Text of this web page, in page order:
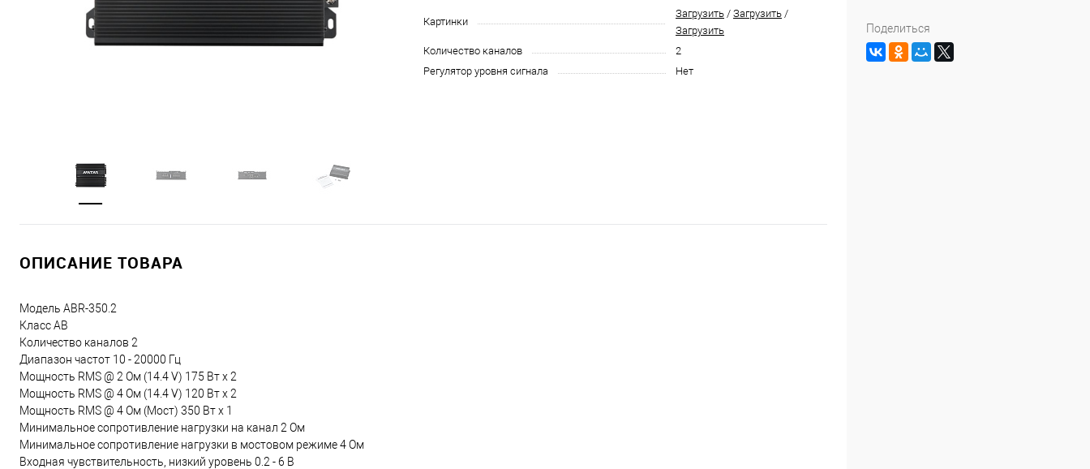
Картинки
Загрузить / Загрузить /
Загрузить
Количество каналов
2
Регулятор уровня сигнала
Нет
ОПИСАНИЕ ТОВАРА
Модель ABR-350.2
Класс AB
Количество каналов 2
Диапазон частот 10 - 20000 Гц
Мощность RMS @ 2 Ом (14.4 V) 175 Вт x 2
Мощность RMS @ 4 Ом (14.4 V) 120 Вт x 2
Мощность RMS @ 4 Ом (Мост) 350 Вт x 1
Минимальное сопротивление нагрузки на канал 2 Ом
Минимальное сопротивление нагрузки в мостовом режиме 4 Ом
Входная чувствительность, низкий уровень 0.2 - 6 В
Поделиться